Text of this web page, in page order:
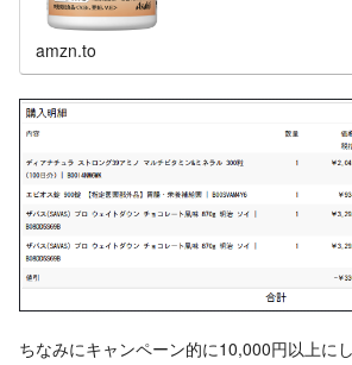
amzn.to
ちなみにキャンペーン的に10,000円以上に